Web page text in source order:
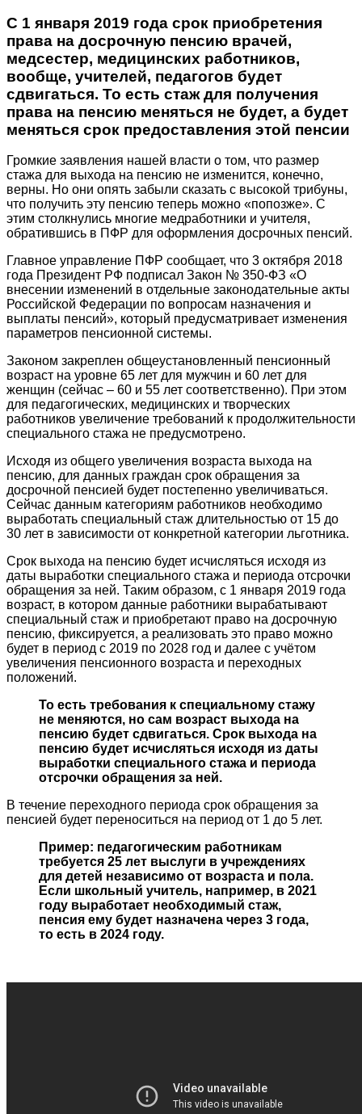
С 1 января 2019 года срок приобретения
права на досрочную пенсию врачей,
медсестер, медицинских работников,
вообще, учителей, педагогов будет
сдвигаться. То есть стаж для получения
права на пенсию меняться не будет, а будет
меняться срок предоставления этой пенсии
Громкие заявления нашей власти о том, что размер
стажа для выхода на пенсию не изменится, конечно,
верны. Но они опять забыли сказать с высокой трибуны,
что получить эту пенсию теперь можно «попозже». С
этим столкнулись многие медработники и учителя,
обратившись в ПФР для оформления досрочных пенсий.
Главное управление ПФР сообщает, что 3 октября 2018
года Президент РФ подписал Закон № 350-ФЗ «О
внесении изменений в отдельные законодательные акты
Российской Федерации по вопросам назначения и
выплаты пенсий», который предусматривает изменения
параметров пенсионной системы.
Законом закреплен общеустановленный пенсионный
возраст на уровне 65 лет для мужчин и 60 лет для
женщин (сейчас – 60 и 55 лет соответственно). При этом
для педагогических, медицинских и творческих
работников увеличение требований к продолжительности
специального стажа не предусмотрено.
Исходя из общего увеличения возраста выхода на
пенсию, для данных граждан срок обращения за
досрочной пенсией будет постепенно увеличиваться.
Сейчас данным категориям работников необходимо
выработать специальный стаж длительностью от 15 до
30 лет в зависимости от конкретной категории льготника.
Срок выхода на пенсию будет исчисляться исходя из
даты выработки специального стажа и периода отсрочки
обращения за ней. Таким образом, с 1 января 2019 года
возраст, в котором данные работники вырабатывают
специальный стаж и приобретают право на досрочную
пенсию, фиксируется, а реализовать это право можно
будет в период с 2019 по 2028 год и далее с учётом
увеличения пенсионного возраста и переходных
положений.
То есть требования к специальному стажу
не меняются, но сам возраст выхода на
пенсию будет сдвигаться. Срок выхода на
пенсию будет исчисляться исходя из даты
выработки специального стажа и периода
отсрочки обращения за ней.
В течение переходного периода срок обращения за
пенсией будет переноситься на период от 1 до 5 лет.
Пример: педагогическим работникам
требуется 25 лет выслуги в учреждениях
для детей независимо от возраста и пола.
Если школьный учитель, например, в 2021
году выработает необходимый стаж,
пенсия ему будет назначена через 3 года,
то есть в 2024 году.